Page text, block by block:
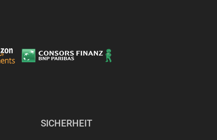
SICHERHEIT